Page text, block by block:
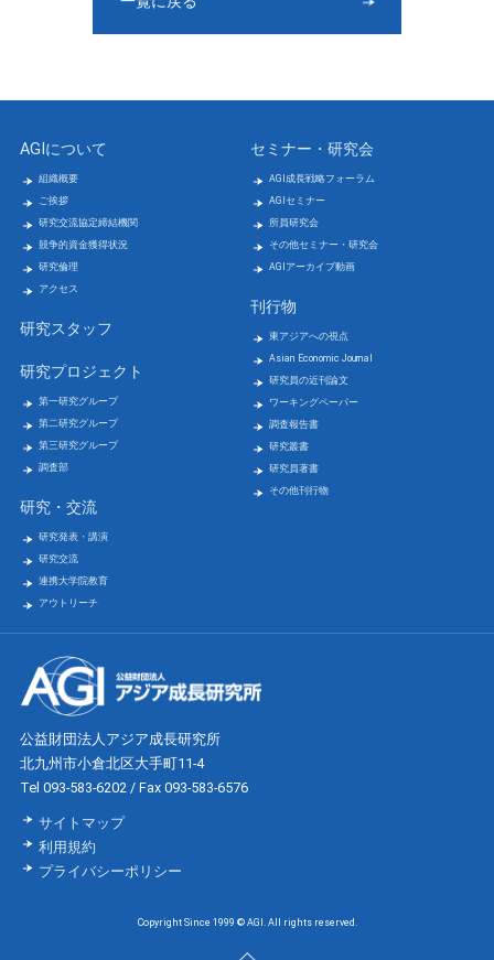
AGIについて
組織概要
ご挨拶
研究交流協定締結機関
競争的資金獲得状況
研究倫理
アクセス
研究スタッフ
研究プロジェクト
第一研究グループ
第二研究グループ
第三研究グループ
調査部
研究・交流
研究発表・講演
研究交流
連携大学院教育
アウトリーチ
セミナー・研究会
AGI成長戦略フォーラム
AGIセミナー
所員研究会
その他セミナー・研究会
AGIアーカイブ動画
刊行物
東アジアへの視点
Asian Economic Journal
研究員の近刊論文
ワーキングペーパー
調査報告書
研究叢書
研究員著書
その他刊行物
公益財団法人アジア成長研究所
北九州市小倉北区大手町11-4
Tel 093-583-6202 / Fax 093-583-6576
サイトマップ
利用規約
プライバシーポリシー
Copyright Since 1999 © AGI. All rights reserved.